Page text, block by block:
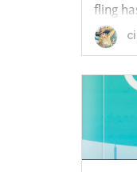
fling
still
คุณบนแ